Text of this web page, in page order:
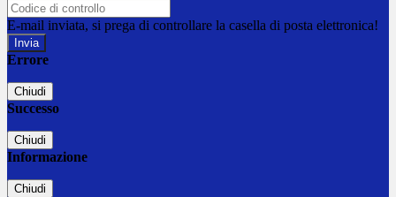
E-mail inviata, si prega di controllare la casella di posta elettronica!
Errore
Chiudi
Successo
Chiudi
Informazione
Chiudi